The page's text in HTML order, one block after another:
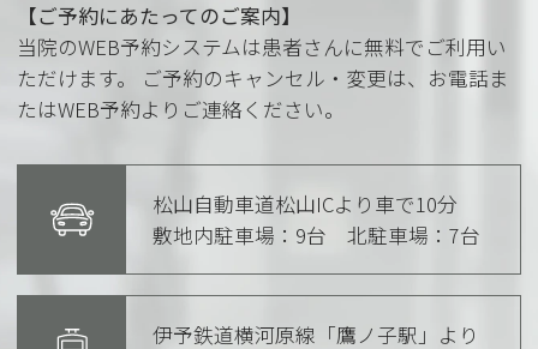
【ご予約にあたってのご案内】
当院のWEB予約システムは患者さんに無料でご利用い
ただけます。 ご予約のキャンセル・変更は、お電話ま
たはWEB予約よりご連絡ください。
松山自動車道松山ICより車で10分
敷地内駐車場：9台 北駐車場：7台
伊予鉄道横河原線「鷹ノ子駅」より